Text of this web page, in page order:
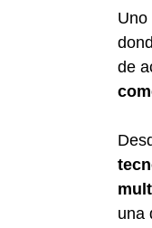
Uno
de
una